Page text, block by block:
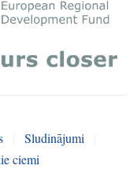
Sludinājumi
ciemi